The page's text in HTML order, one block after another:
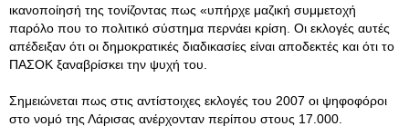
ικανοποίησή της τονίζοντας πως «υπήρχε μαζική συμμετοχή
παρόλο που το πολιτικό σύστημα περνάει κρίση. Οι εκλογές αυτές
απέδειξαν ότι οι δημοκρατικές διαδικασίες είναι αποδεκτές και ότι το
ΠΑΣΟΚ ξαναβρίσκει την ψυχή του.
Σημειώνεται πως στις αντίστοιχες εκλογές του 2007 οι ψηφοφόροι
στο νομό της Λάρισας ανέρχονταν περίπου στους 17.000.